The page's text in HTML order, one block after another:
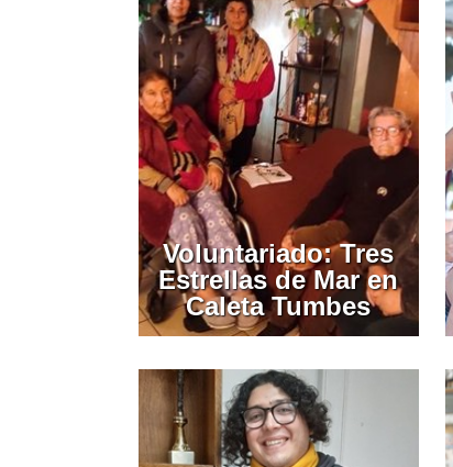
Voluntariado: Tres
Estrellas de Mar en
Caleta Tumbes